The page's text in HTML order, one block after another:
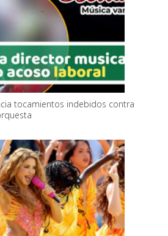
tocamientos indebidos contra